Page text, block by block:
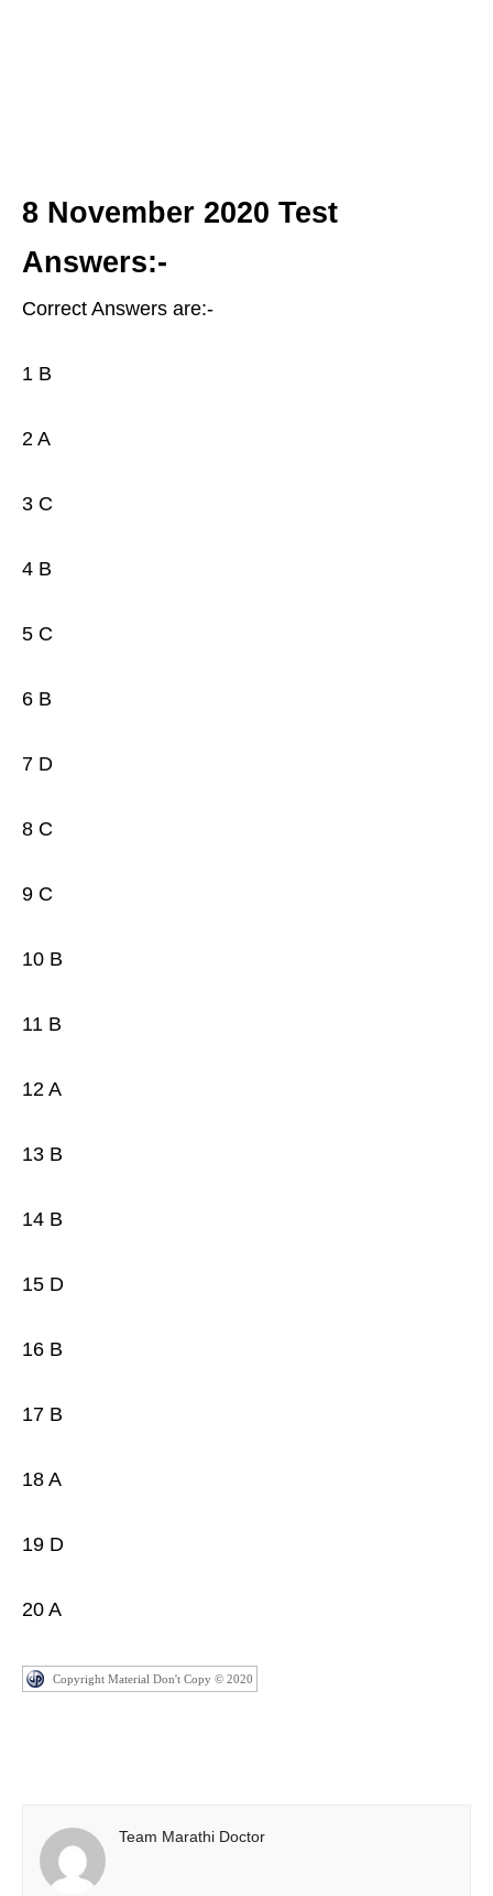
8 November 2020 Test
Answers:-
Correct Answers are:-
1 B
2 A
3 C
4 B
5 C
6 B
7 D
8 C
9 C
10 B
11 B
12 A
13 B
14 B
15 D
16 B
17 B
18 A
19 D
20 A
Copyright Material Don't Copy © 2020
Team Marathi Doctor